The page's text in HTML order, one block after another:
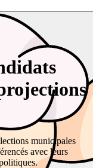
municipales
avec leurs